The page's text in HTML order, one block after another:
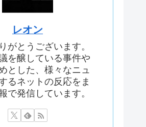
レオン
がとうございます。
を醸している事件や
とした、様々なニュ
るネットの反応をま
で発信しています。